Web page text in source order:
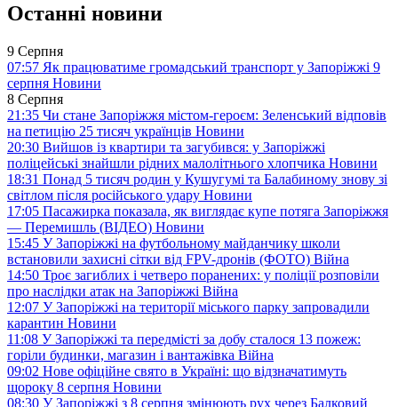
Останні новини
9 Серпня
07:57 Як працюватиме громадський транспорт у Запоріжжі 9
серпня Новини
8 Серпня
21:35 Чи стане Запоріжжя містом-героєм: Зеленський відповів
на петицію 25 тисяч українців Новини
20:30 Вийшов із квартири та загубився: у Запоріжжі
поліцейські знайшли рідних малолітнього хлопчика Новини
18:31 Понад 5 тисяч родин у Кушугумі та Балабиному знову зі
світлом після російського удару Новини
17:05 Пасажирка показала, як виглядає купе потяга Запоріжжя
— Перемишль (ВІДЕО) Новини
15:45 У Запоріжжі на футбольному майданчику школи
встановили захисні сітки від FPV-дронів (ФОТО) Війна
14:50 Троє загиблих і четверо поранених: у поліції розповіли
про наслідки атак на Запоріжжі Війна
12:07 У Запоріжжі на території міського парку запровадили
карантин Новини
11:08 У Запоріжжі та передмісті за добу сталося 13 пожеж:
горіли будинки, магазин і вантажівка Війна
09:02 Нове офіційне свято в Україні: що відзначатимуть
щороку 8 серпня Новини
08:30 У Запоріжжі з 8 серпня змінюють рух через Балковий